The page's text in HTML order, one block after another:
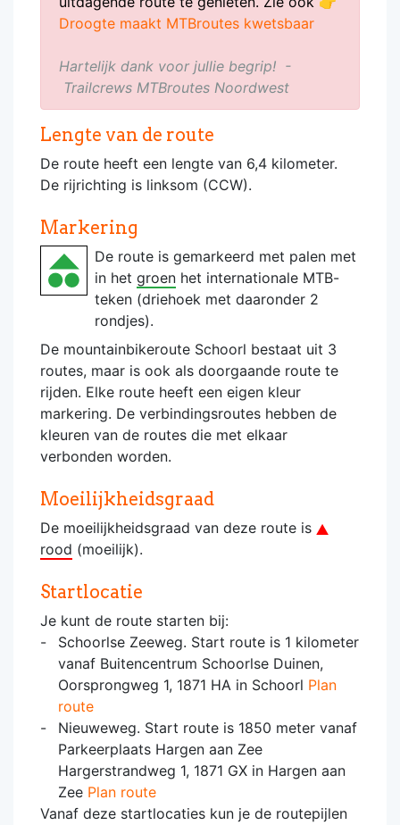
Droogte maakt MTBroutes kwetsbaar
Hartelijk dank voor jullie begrip! -
Trailcrews MTBroutes Noordwest
Lengte van de route
De route heeft een lengte van 6,4 kilometer.
De rijrichting is linksom (CCW).
Markering
De route is gemarkeerd met palen met
in het groen het internationale MTB-
teken (driehoek met daaronder 2
rondjes).
De mountainbikeroute Schoorl bestaat uit 3
routes, maar is ook als doorgaande route te
rijden. Elke route heeft een eigen kleur
markering. De verbindingsroutes hebben de
kleuren van de routes die met elkaar
verbonden worden.
Moeilijkheidsgraad
De moeilijkheidsgraad van deze route is
rood (moeilijk).
Startlocatie
Je kunt de route starten bij:
Schoorlse Zeeweg. Start route is 1 kilometer
vanaf Buitencentrum Schoorlse Duinen,
Oorsprongweg 1, 1871 HA in Schoorl Plan
route
Nieuweweg. Start route is 1850 meter vanaf
Parkeerplaats Hargen aan Zee
Hargerstrandweg 1, 1871 GX in Hargen aan
Zee Plan route
Vanaf deze startlocaties kun je de routepijlen